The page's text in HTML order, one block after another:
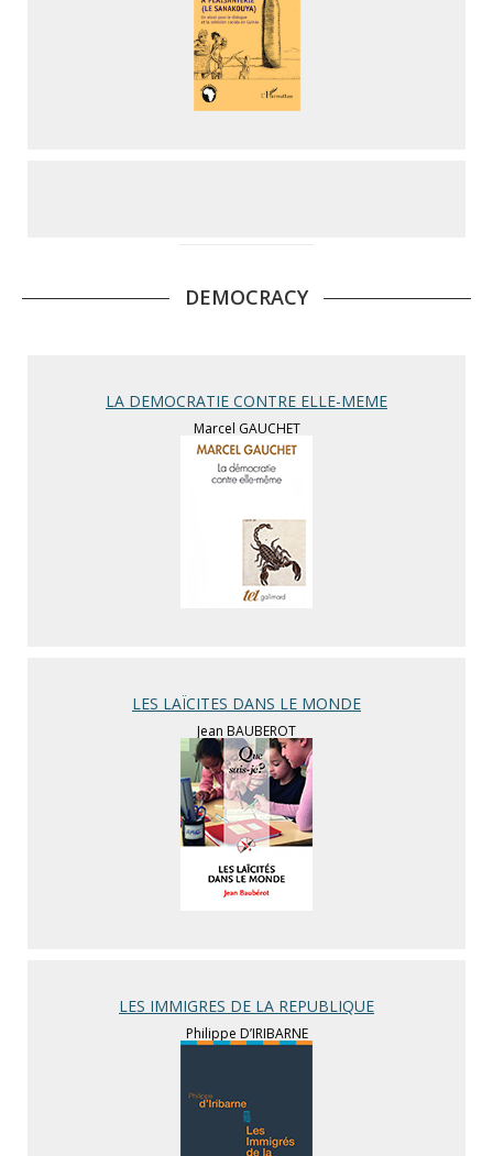
DEMOCRACY
LA DEMOCRATIE CONTRE ELLE-MEME
Marcel GAUCHET
LES LAÏCITES DANS LE MONDE
Jean BAUBEROT
LES IMMIGRES DE LA REPUBLIQUE
Philippe D’IRIBARNE